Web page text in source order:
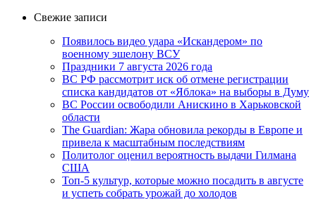
Свежие записи
Появилось видео удара «Искандером» по
военному эшелону ВСУ
Праздники 7 августа 2026 года
ВС РФ рассмотрит иск об отмене регистрации
списка кандидатов от «Яблока» на выборы в Думу
ВС России освободили Анискино в Харьковской
области
The Guardian: Жара обновила рекорды в Европе и
привела к масштабным последствиям
Политолог оценил вероятность выдачи Гилмана
США
Топ-5 культур, которые можно посадить в августе
и успеть собрать урожай до холодов